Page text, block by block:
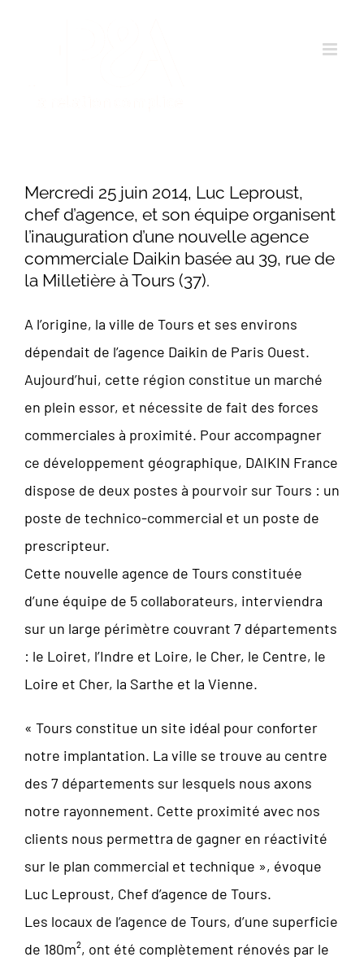
Mercredi 25 juin 2014, Luc Leproust,
chef d’agence, et son équipe organisent
l’inauguration d’une nouvelle agence
commerciale Daikin basée au 39, rue de
la Milletière à Tours (37).
A l’origine, la ville de Tours et ses environs
dépendait de l’agence Daikin de Paris Ouest.
Aujourd’hui, cette région constitue un marché
en plein essor, et nécessite de fait des forces
commerciales à proximité. Pour accompagner
ce développement géographique, DAIKIN France
dispose de deux postes à pourvoir sur Tours : un
poste de technico-commercial et un poste de
prescripteur.
Cette nouvelle agence de Tours constituée
d’une équipe de 5 collaborateurs, interviendra
sur un large périmètre couvrant 7 départements
: le Loiret, l’Indre et Loire, le Cher, le Centre, le
Loire et Cher, la Sarthe et la Vienne.
« Tours constitue un site idéal pour conforter
notre implantation. La ville se trouve au centre
des 7 départements sur lesquels nous axons
notre rayonnement. Cette proximité avec nos
clients nous permettra de gagner en réactivité
sur le plan commercial et technique », évoque
Luc Leproust, Chef d’agence de Tours.
Les locaux de l’agence de Tours, d’une superficie
de 180m², ont été complètement rénovés par le